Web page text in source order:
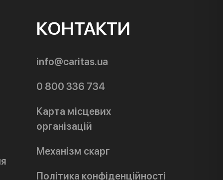
КОНТАКТИ
info@caritas.ua
0 800 336 734
Карта місцевих
організацій
Механізм скарг
Політика конфіденційності